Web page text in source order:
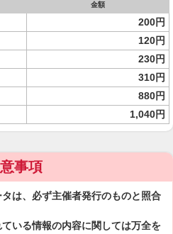
金額
200円
120円
230円
310円
880円
1,040円
事項
は、必ず主催者発行のものと照合
いる情報の内容に関しては万全を